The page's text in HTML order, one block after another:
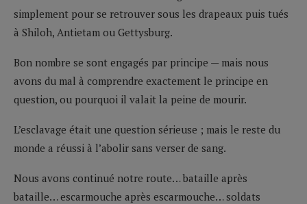
simplement pour se retrouver sous les drapeaux puis tués
à Shiloh, Antietam ou Gettysburg.
Bon nombre se sont engagés par principe — mais nous
avons du mal à comprendre exactement le principe en
question, ou pourquoi il valait la peine de mourir.
L’esclavage était une question sérieuse ; mais le reste du
monde a réussi à l’abolir sans verser de sang.
Nous avons continué notre route… bataille après
bataille… escarmouche après escarmouche… soldats